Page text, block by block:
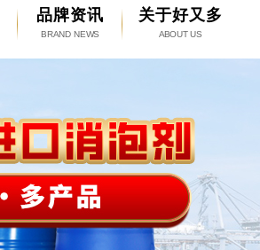
品牌资讯
BRAND NEWS
关于好又多
ABOUT US